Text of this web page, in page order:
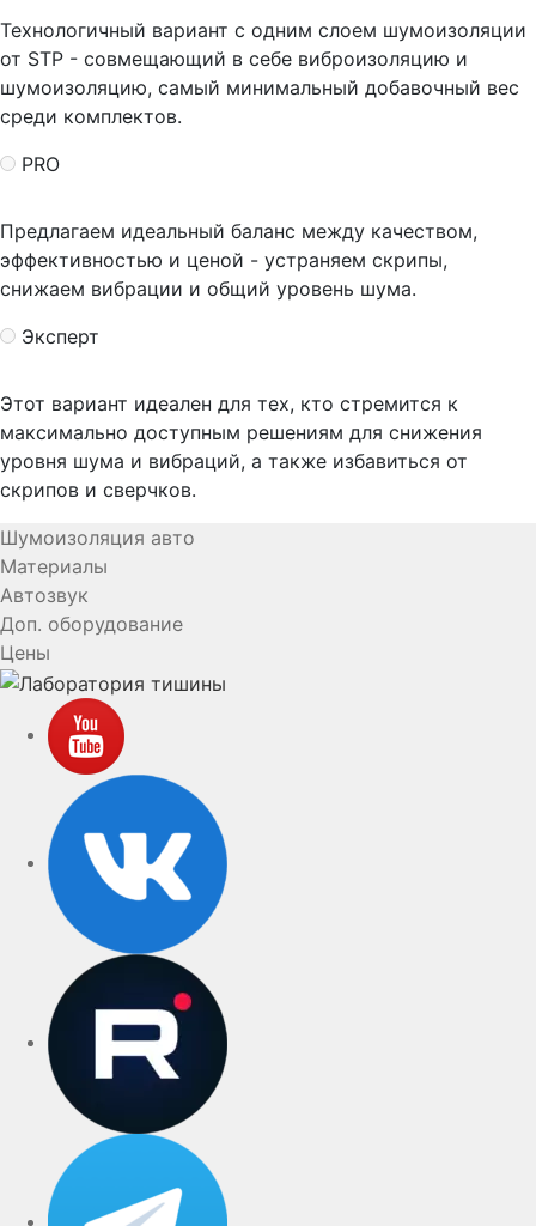
Технологичный вариант с одним слоем шумоизоляции
от STP - совмещающий в себе виброизоляцию и
шумоизоляцию, самый минимальный добавочный вес
среди комплектов.
PRO
Предлагаем идеальный баланс между качеством,
эффективностью и ценой - устраняем скрипы,
снижаем вибрации и общий уровень шума.
Эксперт
Этот вариант идеален для тех, кто стремится к
максимально доступным решениям для снижения
уровня шума и вибраций, а также избавиться от
скрипов и сверчков.
Шумоизоляция авто
Материалы
Автозвук
Доп. оборудование
Цены